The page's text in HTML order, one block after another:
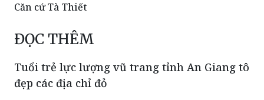
Căn cứ Tà Thiết
ĐỌC THÊM
Tuổi trẻ lực lượng vũ trang tỉnh An Giang tô
đẹp các địa chỉ đỏ